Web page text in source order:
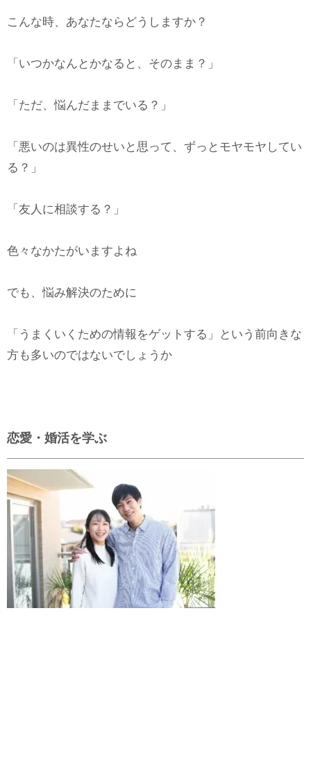
こんな時、あなたならどうしますか？
「いつかなんとかなると、そのまま？」
「ただ、悩んだままでいる？」
「悪いのは異性のせいと思って、ずっとモヤモヤしてい
る？」
「友人に相談する？」
色々なかたがいますよね
でも、悩み解決のために
「うまくいくための情報をゲットする」という前向きな
方も多いのではないでしょうか
恋愛・婚活を学ぶ